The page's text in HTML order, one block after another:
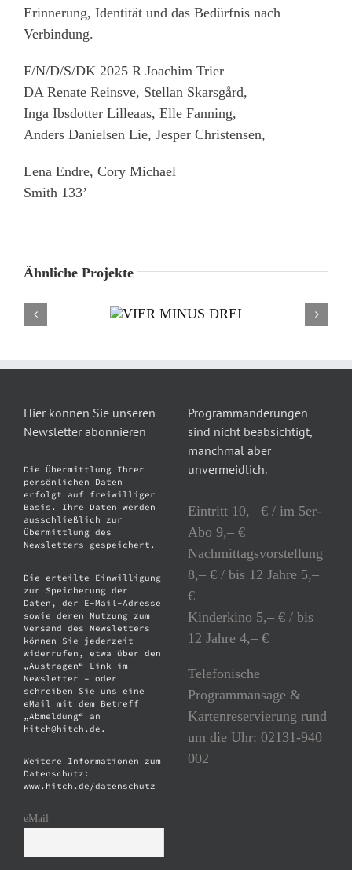
Erinnerung, Identität und das Bedürfnis nach
Verbindung.
F/N/D/S/DK 2025 R Joachim Trier
DA Renate Reinsve, Stellan Skarsgård,
Inga Ibsdotter Lilleaas, Elle Fanning,
Anders Danielsen Lie, Jesper Christensen,
Lena Endre, Cory Michael
Smith 133’
Ähnliche Projekte
Hier können Sie unseren
Newsletter abonnieren
Die Übermittlung Ihrer
persönlichen Daten
erfolgt auf freiwilliger
Basis. Ihre Daten werden
ausschließlich zur
Übermittlung des
Newsletters gespeichert.
Die erteilte Einwilligung
zur Speicherung der
Daten, der E-Mail-Adresse
sowie deren Nutzung zum
Versand des Newsletters
können Sie jederzeit
widerrufen, etwa über den
„Austragen“-Link im
Newsletter – oder
schreiben Sie uns eine
eMail mit dem Betreff
„Abmeldung“ an
hitch@hitch.de.
Weitere Informationen zum
Datenschutz:
www.hitch.de/datenschutz
eMail
Programmänderungen
sind nicht beabsichtigt,
manchmal aber
unvermeidlich.
Eintritt 10,– € / im 5er-
Abo 9,– €
Nachmittagsvorstellung
8,– € / bis 12 Jahre 5,–
€
Kinderkino 5,– € / bis
12 Jahre 4,– €
Telefonische
Programmansage &
Kartenreservierung rund
um die Uhr: 02131-940
002